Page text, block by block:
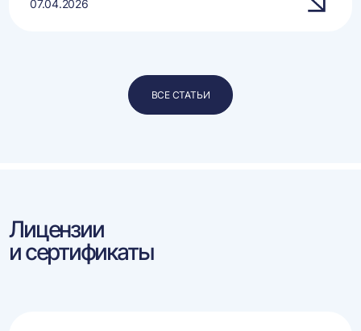
07.04.2026
ВСЕ СТАТЬИ
Лицензии
и сертификаты